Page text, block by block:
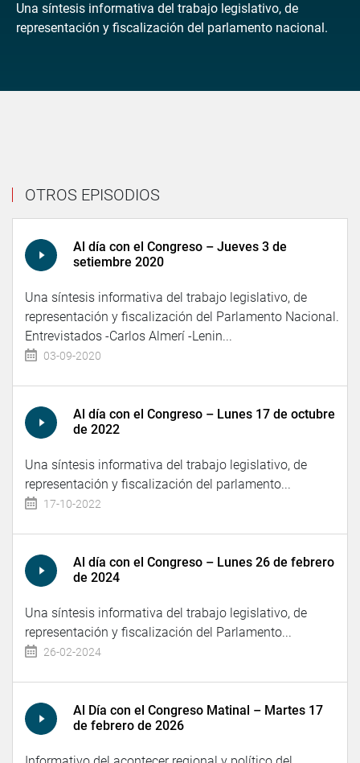
Una síntesis informativa del trabajo legislativo, de
representación y fiscalización del parlamento nacional.
OTROS EPISODIOS
Al día con el Congreso – Jueves 3 de
setiembre 2020
Una síntesis informativa del trabajo legislativo, de
representación y fiscalización del Parlamento Nacional.
Entrevistados -Carlos Almerí -Lenin...
03-09-2020
Al día con el Congreso – Lunes 17 de octubre
de 2022
Una síntesis informativa del trabajo legislativo, de
representación y fiscalización del parlamento...
17-10-2022
Al día con el Congreso – Lunes 26 de febrero
de 2024
Una síntesis informativa del trabajo legislativo, de
representación y fiscalización del Parlamento...
26-02-2024
Al Día con el Congreso Matinal – Martes 17
de febrero de 2026